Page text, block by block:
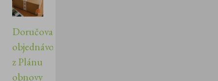
Doručovanie
objednávok
z Plánu
obnovy